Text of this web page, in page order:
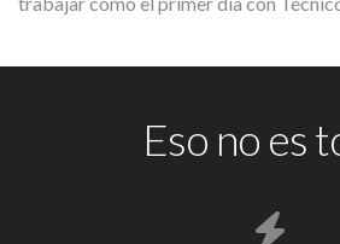
Eso no es